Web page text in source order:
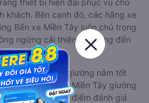
thiết bị hiện đại phục vụ cho
khách. Bên cạnh đó, các hãng xe
Bến xe Miền Tây luôn chú trọng
ngừng cải thiện để mang đến
khách.
xe Miền Tây giường nằm tốt
Đồng đi Bến xe Miền Tây giường
lượng Tốt với điểm đánh giá